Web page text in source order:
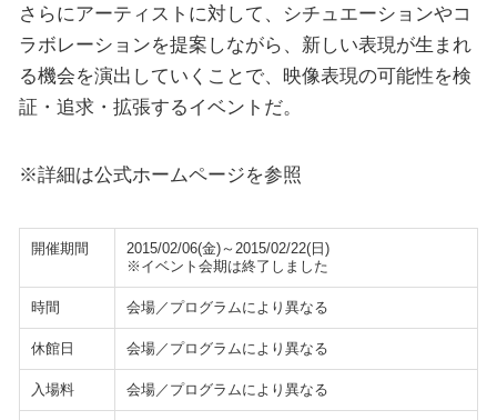
さらにアーティストに対して、シチュエーションやコ
ラボレーションを提案しながら、新しい表現が生まれ
る機会を演出していくことで、映像表現の可能性を検
証・追求・拡張するイベントだ。
※詳細は公式ホームページを参照
開催期間
2015/02/06(金)～2015/02/22(日)
※イベント会期は終了しました
時間 会場／プログラムにより異なる
休館日 会場／プログラムにより異なる
入場料 会場／プログラムにより異なる